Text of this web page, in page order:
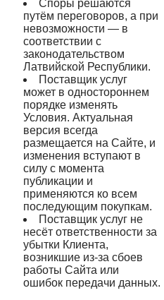
Споры решаются
путём переговоров, а при
невозможности — в
соответствии с
законодательством
Латвийской Республики.
Поставщик услуг
может в одностороннем
порядке изменять
Условия. Актуальная
версия всегда
размещается на Сайте, и
изменения вступают в
силу с момента
публикации и
применяются ко всем
последующим покупкам.
Поставщик услуг не
несёт ответственности за
убытки Клиента,
возникшие из-за сбоев
работы Сайта или
ошибок передачи данных.